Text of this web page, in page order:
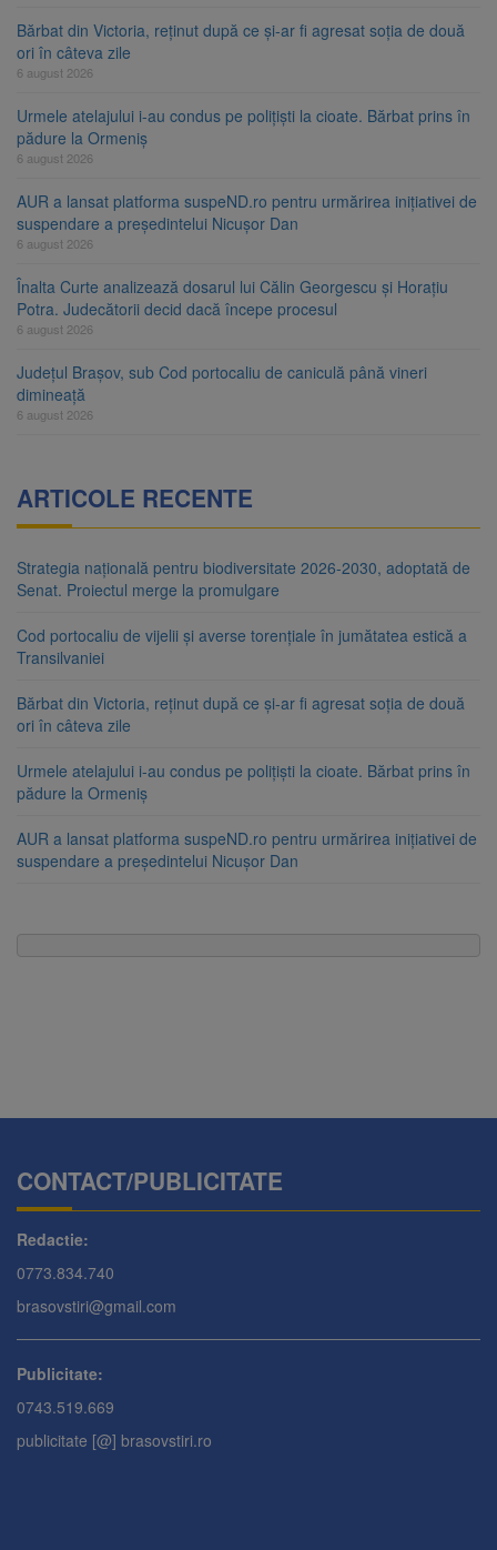
Bărbat din Victoria, reținut după ce și-ar fi agresat soția de două
ori în câteva zile
6 august 2026
Urmele atelajului i-au condus pe polițiști la cioate. Bărbat prins în
pădure la Ormeniș
6 august 2026
AUR a lansat platforma suspeND.ro pentru urmărirea inițiativei de
suspendare a președintelui Nicușor Dan
6 august 2026
Înalta Curte analizează dosarul lui Călin Georgescu și Horațiu
Potra. Judecătorii decid dacă începe procesul
6 august 2026
Județul Brașov, sub Cod portocaliu de caniculă până vineri
dimineață
6 august 2026
ARTICOLE RECENTE
Strategia națională pentru biodiversitate 2026-2030, adoptată de
Senat. Proiectul merge la promulgare
Cod portocaliu de vijelii și averse torențiale în jumătatea estică a
Transilvaniei
Bărbat din Victoria, reținut după ce și-ar fi agresat soția de două
ori în câteva zile
Urmele atelajului i-au condus pe polițiști la cioate. Bărbat prins în
pădure la Ormeniș
AUR a lansat platforma suspeND.ro pentru urmărirea inițiativei de
suspendare a președintelui Nicușor Dan
CONTACT/PUBLICITATE
Redactie:
0773.834.740
brasovstiri@gmail.com
Publicitate:
0743.519.669
publicitate [@] brasovstiri.ro